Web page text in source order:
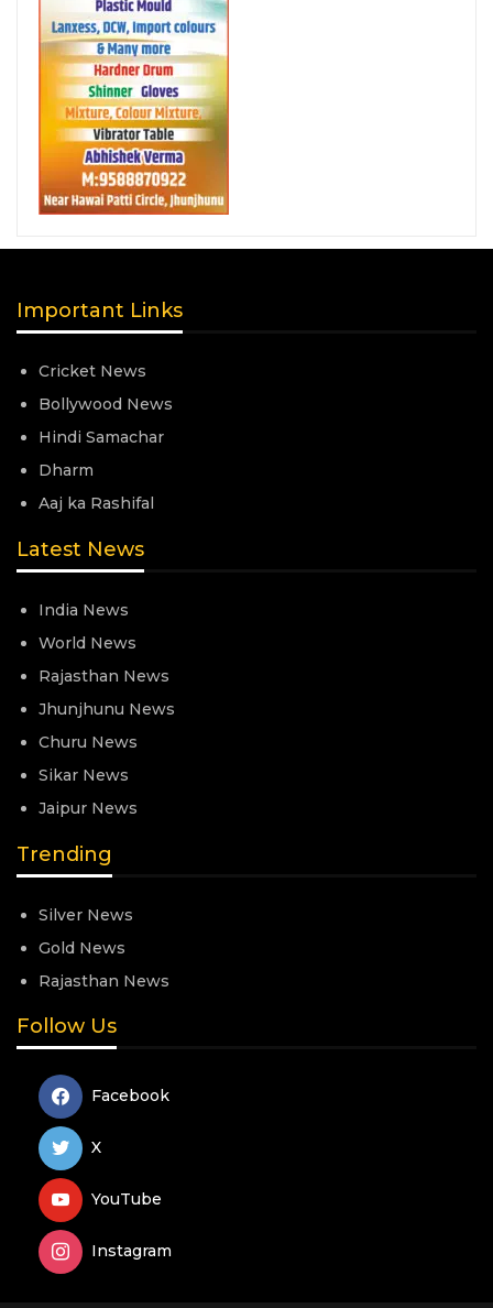
Important Links
Cricket News
Bollywood News
Hindi Samachar
Dharm
Aaj ka Rashifal
Latest News
India News
World News
Rajasthan News
Jhunjhunu News
Churu News
Sikar News
Jaipur News
Trending
Silver News
Gold News
Rajasthan News
Follow Us
Facebook
X
YouTube
Instagram